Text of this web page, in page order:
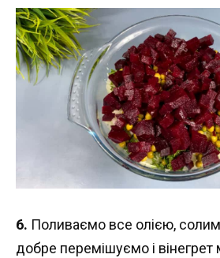
6. Поливаємо все олією,
добре перемішуємо і